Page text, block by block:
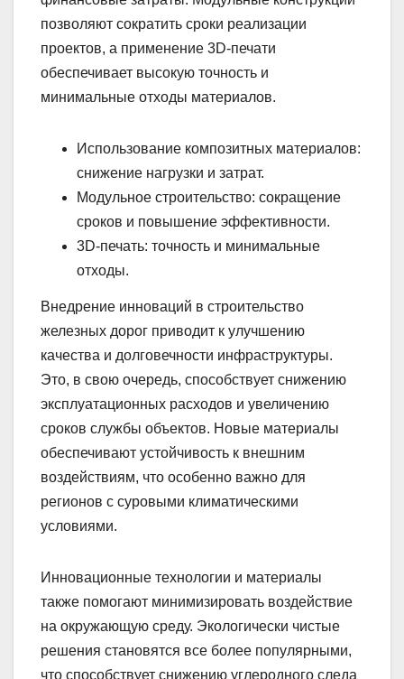
позволяют сократить сроки реализации
проектов, а применение 3D-печати
обеспечивает высокую точность и
минимальные отходы материалов.
Использование композитных материалов:
снижение нагрузки и затрат.
Модульное строительство: сокращение
сроков и повышение эффективности.
3D-печать: точность и минимальные
отходы.
Внедрение инноваций в строительство
железных дорог приводит к улучшению
качества и долговечности инфраструктуры.
Это, в свою очередь, способствует снижению
эксплуатационных расходов и увеличению
сроков службы объектов. Новые материалы
обеспечивают устойчивость к внешним
воздействиям, что особенно важно для
регионов с суровыми климатическими
условиями.
Инновационные технологии и материалы
также помогают минимизировать воздействие
на окружающую среду. Экологически чистые
решения становятся все более популярными,
что способствует снижению углеродного следа